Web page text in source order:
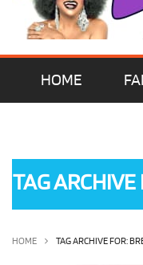
HOME
OLHA
TAG ARCHIVE
HOME TAG ARCHIVE FOR: